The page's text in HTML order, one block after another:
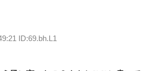
ID:69.bh.L1